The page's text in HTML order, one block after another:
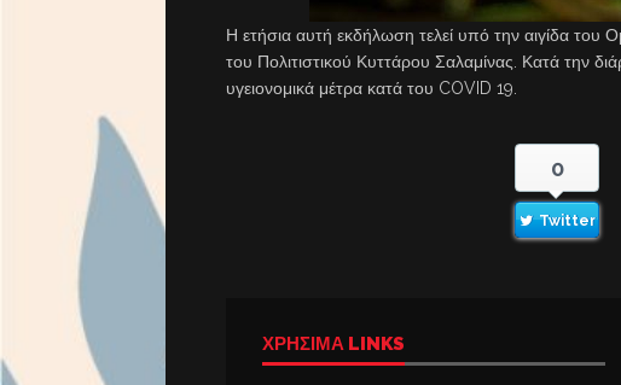
Η ετήσια αυτή εκδήλωση τελεί υπό την αιγίδα του
του Πολιτιστικού Κυττάρου Σαλαμίνας. Κατά την
υγειονομικά μέτρα κατά του COVID 19.
0
Twitter
ΧΡΉΣΙΜΑ LINKS